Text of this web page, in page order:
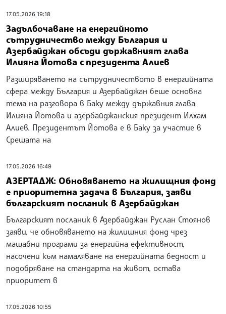
17.05.2026 19:18
Задълбочаване на енергийното
сътрудничество между България и
Азербайджан обсъди държавният глава
Илияна Йотова с президента Алиев
Разширяването на сътрудничеството в енергийната
сфера между България и Азербайджан беше основна
тема на разговора в Баку между държавния глава
Илияна Йотова и азербайджанския президент Илхам
Алиев. Президентът Йотова е в Баку за участие в
Срещата на
17.05.2026 16:49
АЗЕРТАДЖ: Обновяването на жилищния фонд
е приоритетна задача в България, заяви
българският посланик в Азербайджан
Българският посланик в Азербайджан Руслан Стоянов
заяви, че обновяването на жилищния фонд чрез
мащабни програми за енергийна ефективност,
насочени към намаляване на енергийната бедност и
подобряване на стандарта на живот, остава
приоритет в
17.05.2026 10:55